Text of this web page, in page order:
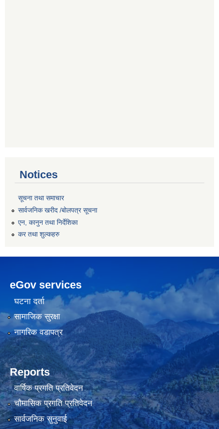
Notices
सूचना तथा समाचार
सार्वजनिक खरीद /बोलपत्र सूचना
एन, कानुन तथा निर्देशिका
कर तथा शुल्कहरु
eGov services
घटना दर्ता
सामाजिक सुरक्षा
नागरिक वडापत्र
Reports
वार्षिक प्रगति प्रतिवेदन
चौमासिक प्रगति प्रतिवेदन
सार्वजनिक सुनुवाई